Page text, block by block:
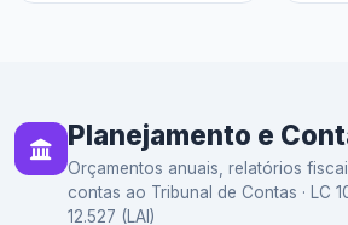
Planejamento e
Orçamentos anuais, relatórios
contas ao Tribunal de Contas · LC
12.527 (LAI)